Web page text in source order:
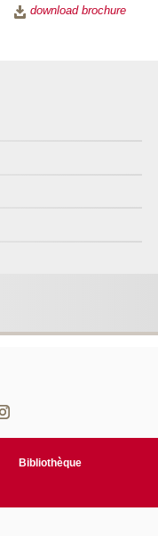
download brochure
Bibliothèque